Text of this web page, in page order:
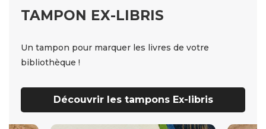
TAMPON EX-LIBRIS
Un tampon pour marquer les livres de votre
bibliothèque !
Découvrir les tampons Ex-libris